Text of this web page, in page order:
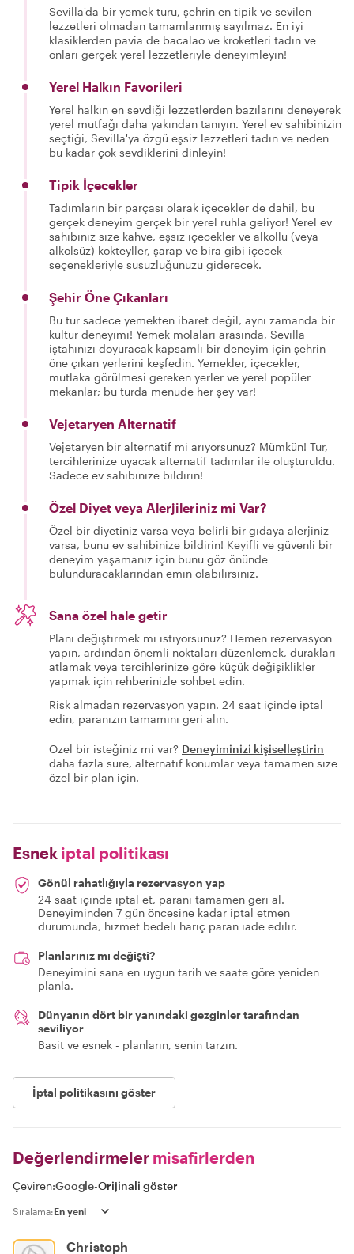
Sevilla'da bir yemek turu, şehrin en tipik ve sevilen
lezzetleri olmadan tamamlanmış sayılmaz. En iyi
klasiklerden pavia de bacalao ve kroketleri tadın ve
onları gerçek yerel lezzetleriyle deneyimleyin!
Yerel Halkın Favorileri
Yerel halkın en sevdiği lezzetlerden bazılarını deneyerek
yerel mutfağı daha yakından tanıyın. Yerel ev sahibinizin
seçtiği, Sevilla'ya özgü eşsiz lezzetleri tadın ve neden
bu kadar çok sevdiklerini dinleyin!
Tipik İçecekler
Tadımların bir parçası olarak içecekler de dahil, bu
gerçek deneyim gerçek bir yerel ruhla geliyor! Yerel ev
sahibiniz size kahve, eşsiz içecekler ve alkollü (veya
alkolsüz) kokteyller, şarap ve bira gibi içecek
seçenekleriyle susuzluğunuzu giderecek.
Şehir Öne Çıkanları
Bu tur sadece yemekten ibaret değil, aynı zamanda bir
kültür deneyimi! Yemek molaları arasında, Sevilla
iştahınızı doyuracak kapsamlı bir deneyim için şehrin
öne çıkan yerlerini keşfedin. Yemekler, içecekler,
mutlaka görülmesi gereken yerler ve yerel popüler
mekanlar; bu turda menüde her şey var!
Vejetaryen Alternatif
Vejetaryen bir alternatif mi arıyorsunuz? Mümkün! Tur,
tercihlerinize uyacak alternatif tadımlar ile oluşturuldu.
Sadece ev sahibinize bildirin!
Özel Diyet veya Alerjileriniz mi Var?
Özel bir diyetiniz varsa veya belirli bir gıdaya alerjiniz
varsa, bunu ev sahibinize bildirin! Keyifli ve güvenli bir
deneyim yaşamanız için bunu göz önünde
bulunduracaklarından emin olabilirsiniz.
Sana özel hale getir
Planı değiştirmek mi istiyorsunuz? Hemen rezervasyon
yapın, ardından önemli noktaları düzenlemek, durakları
atlamak veya tercihlerinize göre küçük değişiklikler
yapmak için rehberinizle sohbet edin.
Risk almadan rezervasyon yapın. 24 saat içinde iptal
edin, paranızın tamamını geri alın.
Özel bir isteğiniz mi var? Deneyiminizi kişiselleştirin
daha fazla süre, alternatif konumlar veya tamamen size
özel bir plan için.
Esnek iptal politikası
Gönül rahatlığıyla rezervasyon yap
24 saat içinde iptal et, paranı tamamen geri al.
Deneyiminden 7 gün öncesine kadar iptal etmen
durumunda, hizmet bedeli hariç paran iade edilir.
Planlarınız mı değişti?
Deneyimini sana en uygun tarih ve saate göre yeniden
planla.
Dünyanın dört bir yanındaki gezginler tarafından
seviliyor
Basit ve esnek - planların, senin tarzın.
İptal politikasını göster
Değerlendirmeler misafirlerden
Çeviren:Google-Orijinali göster
Sıralama:
Christoph